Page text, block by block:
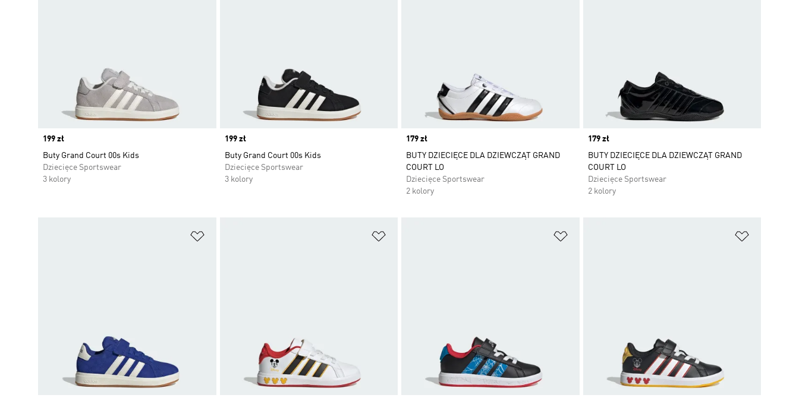
Price
199 zł
Buty Grand Court 00s Kids
Dziecięce Sportswear
3 kolory
Price
199 zł
Buty Grand Court 00s Kids
Dziecięce Sportswear
3 kolory
Price
179 zł
BUTY DZIECIĘCE DLA DZIEWCZĄT GRAND
COURT LO
Dziecięce Sportswear
2 kolory
Price
179 zł
BUTY DZIECIĘCE DLA DZIEWCZĄT GRAND
COURT LO
Dziecięce Sportswear
2 kolory